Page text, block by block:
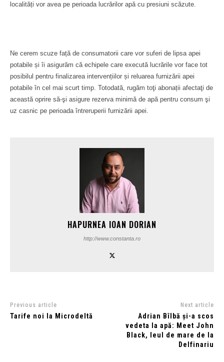
localități vor avea pe perioada lucrărilor apă cu presiuni scăzute.
Ne cerem scuze față de consumatorii care vor suferi de lipsa apei
potabile și îi asigurăm că echipele care execută lucrările vor face tot
posibilul pentru finalizarea intervențiilor și reluarea furnizării apei
potabile în cel mai scurt timp. Totodată, rugăm toţi abonații afectaţi de
această oprire să-şi asigure rezerva minimă de apă pentru consum şi
uz casnic pe perioada întreruperii furnizării apei.
HAPURNEA IOAN DORIAN
http://www.constanta.ro
Previous article
Tarife noi la Microdeltă
Next article
Adrian Bîlbă și-a scos
vedeta la apă: Meet John
Black, leul de mare de la
Delfinariu